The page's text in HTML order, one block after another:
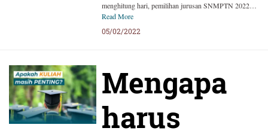
menghitung hari, pemilihan jurusan SNMPTN 2022…
Read More
05/02/2022
Mengapa
harus